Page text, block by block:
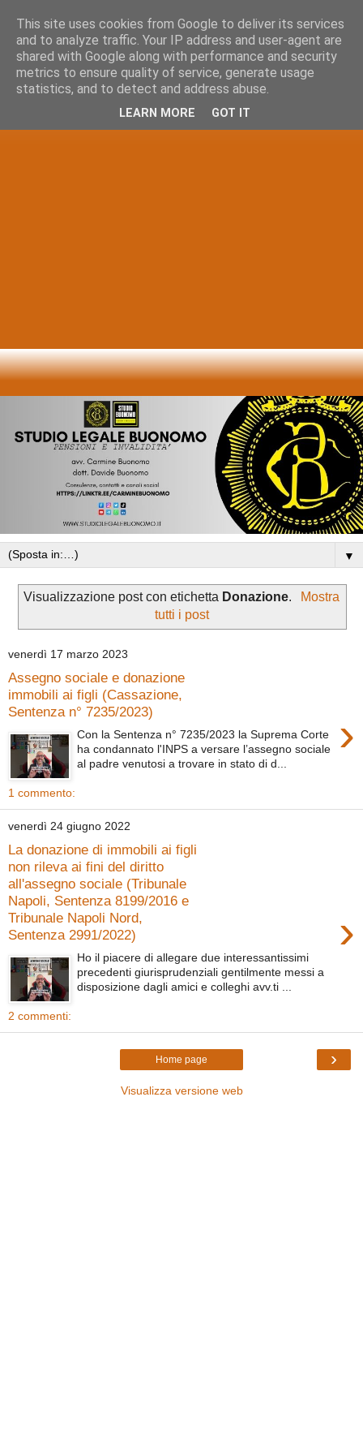
▼
Visualizzazione post con etichetta Donazione.
Mostra
tutti i post
venerdì 17 marzo 2023
Assegno sociale e donazione
immobili ai figli (Cassazione,
Sentenza n° 7235/2023)
›
Con la Sentenza n° 7235/2023 la Suprema Corte
ha condannato l'INPS a versare l’assegno sociale
al padre venutosi a trovare in stato di d...
1 commento:
venerdì 24 giugno 2022
La donazione di immobili ai figli
non rileva ai fini del diritto
all'assegno sociale (Tribunale
Napoli, Sentenza 8199/2016 e
Tribunale Napoli Nord,
Sentenza 2991/2022)
›
Ho il piacere di allegare due interessantissimi
precedenti giurisprudenziali gentilmente messi a
disposizione dagli amici e colleghi avv.ti ...
2 commenti:
›
Home page
Visualizza versione web
This site uses cookies from Google to deliver its services
and to analyze traffic. Your IP address and user-agent are
shared with Google along with performance and security
metrics to ensure quality of service, generate usage
statistics, and to detect and address abuse.
LEARN MORE GOT IT